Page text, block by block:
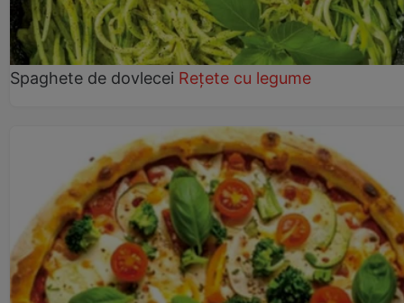
Spaghete de dovlecei Rețete cu legume